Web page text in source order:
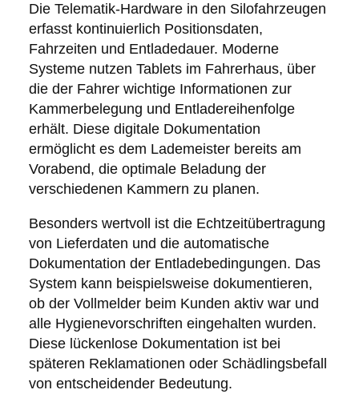
Die Telematik-Hardware in den Silofahrzeugen
erfasst kontinuierlich Positionsdaten,
Fahrzeiten und Entladedauer. Moderne
Systeme nutzen Tablets im Fahrerhaus, über
die der Fahrer wichtige Informationen zur
Kammerbelegung und Entladereihenfolge
erhält. Diese digitale Dokumentation
ermöglicht es dem Lademeister bereits am
Vorabend, die optimale Beladung der
verschiedenen Kammern zu planen.
Besonders wertvoll ist die Echtzeitübertragung
von Lieferdaten und die automatische
Dokumentation der Entladebedingungen. Das
System kann beispielsweise dokumentieren,
ob der Vollmelder beim Kunden aktiv war und
alle Hygienevorschriften eingehalten wurden.
Diese lückenlose Dokumentation ist bei
späteren Reklamationen oder Schädlingsbefall
von entscheidender Bedeutung.